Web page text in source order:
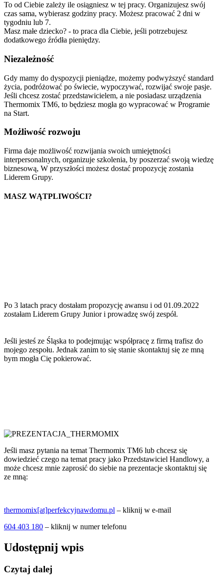
To od Ciebie zależy ile osiągniesz w tej pracy. Organizujesz swój
czas sama, wybierasz godziny pracy. Możesz pracować 2 dni w
tygodniu lub 7.
Masz małe dziecko? - to praca dla Ciebie, jeśli potrzebujesz
dodatkowego źródła pieniędzy.
Niezależność
Gdy mamy do dyspozycji pieniądze, możemy podwyższyć standard
życia, podróżować po świecie, wypoczywać, rozwijać swoje pasje.
Jeśli chcesz zostać przedstawicielem, a nie posiadasz urządzenia
Thermomix TM6, to będziesz mogła go wypracować w Programie
na Start.
Możliwość rozwoju
Firma daje możliwość rozwijania swoich umiejętności
interpersonalnych, organizuje szkolenia, by poszerzać swoją wiedzę
biznesową, W przyszłości możesz dostać propozycję zostania
Liderem Grupy.
MASZ WĄTPLIWOŚCI?
Po 3 latach pracy dostałam propozycję awansu i od 01.09.2022
zostałam Liderem Grupy Junior i prowadzę swój zespół.
Jeśli jesteś ze Śląska to podejmując współpracę z firmą trafisz do
mojego zespołu. Jednak zanim to się stanie skontaktuj się ze mną
bym mogła Cię pokierować.
Jeśli masz pytania na temat Thermomix TM6 lub chcesz się
dowiedzieć czego na temat pracy jako Przedstawiciel Handlowy, a
może chcesz mnie zaprosić do siebie na prezentacje skontaktuj się
ze mną:
thermomix[at]perfekcyjnawdomu.pl – kliknij w e-mail
604 403 180 – kliknij w numer telefonu
Udostępnij wpis
Czytaj dalej